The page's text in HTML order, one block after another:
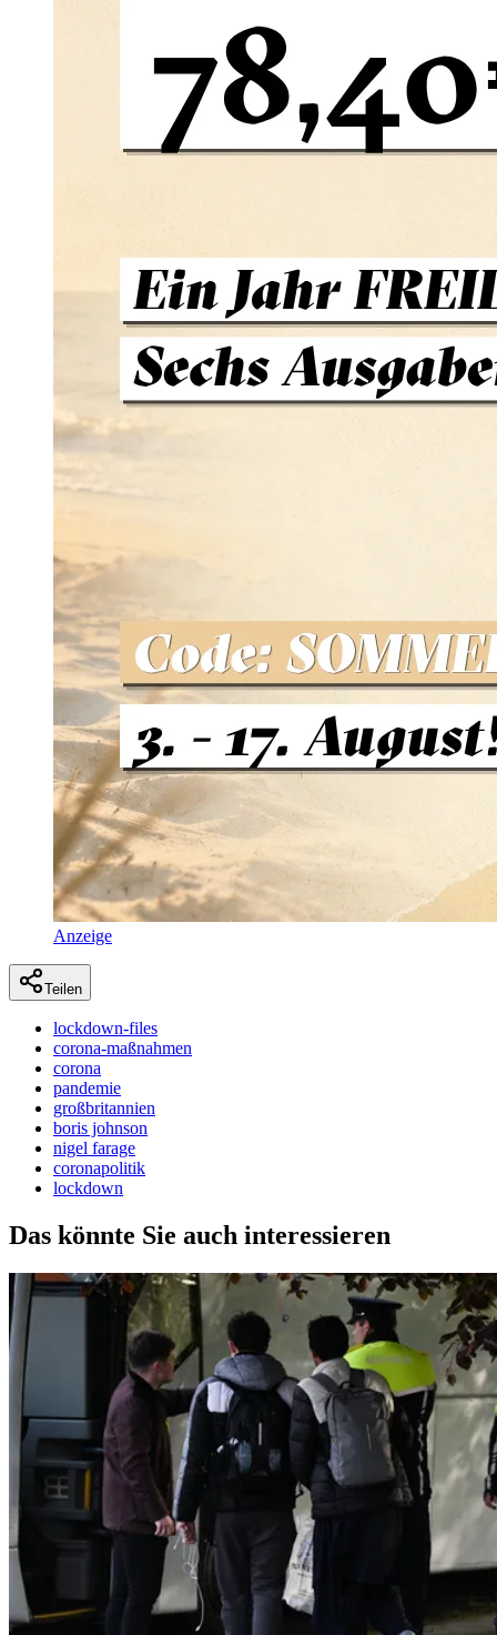
Anzeige
Teilen
lockdown-files
corona-maßnahmen
corona
pandemie
großbritannien
boris johnson
nigel farage
coronapolitik
lockdown
Das könnte Sie auch interessieren